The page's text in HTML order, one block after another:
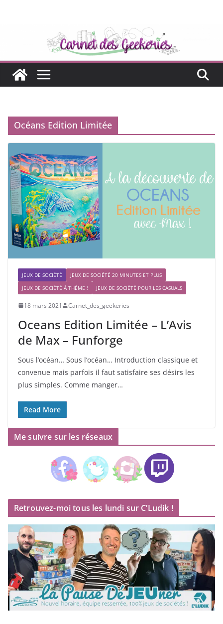
Océans Edition Limitée
JEUX DE SOCIÉTÉ
JEUX DE SOCIÉTÉ 20 MINUTES ET PLUS
JEUX DE SOCIÉTÉ À THÈME !
JEUX DE SOCIÉTÉ POUR LES CASUALS
18 mars 2021 Carnet_des_geekeries
Oceans Edition Limitée – L’Avis
de Max – Funforge
Sous l’océan… Sous l’océan… Introduction classique et
convenue mais parfois il faut satisfaire ses désirs les
plus simples. Comme manger…
Read More
Me suivre sur les réseaux
Retrouvez-moi tous les lundi sur C’Ludik !